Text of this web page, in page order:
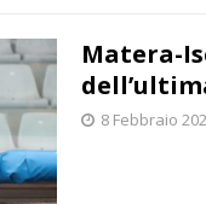
Matera-
8 Febbraio